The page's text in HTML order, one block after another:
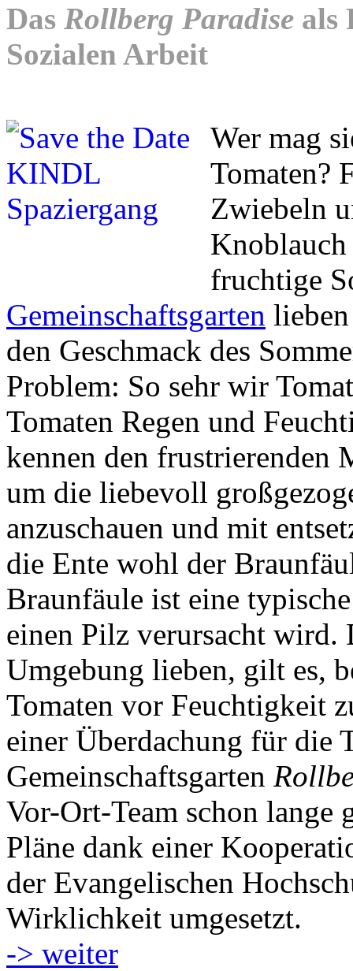
Das Rollberg Paradise als
Sozialen Arbeit
Wer mag
Tomaten?
Zwiebeln
Knoblauch
fruchtige
Gemeinschaftsgarten
den Geschmack des
Problem: So sehr wir
Tomaten Regen und
kennen den frustrierenden
um die liebevoll
anzuschauen und mit
die Ente wohl der
Braunfäule ist eine
einen Pilz verursacht wird.
Umgebung lieben, gilt es,
Tomaten vor Feuchtigkeit
einer Überdachung für die
Gemeinschaftsgarten
Vor-Ort-Team schon lange
Pläne dank einer
der Evangelischen
Wirklichkeit umgesetzt.
-> weiter